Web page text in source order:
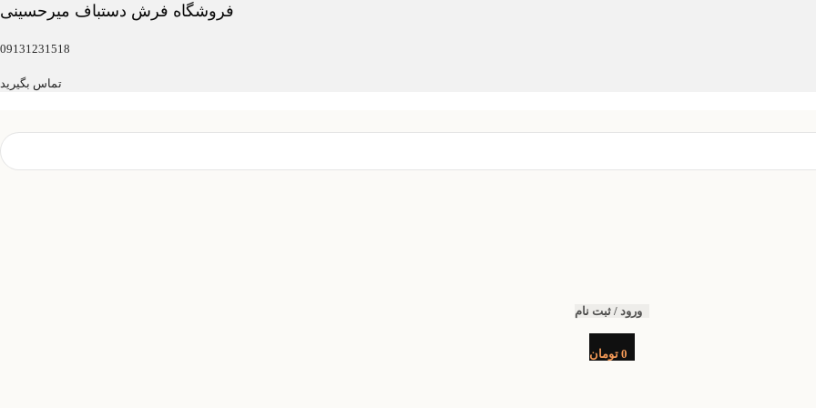
فروشگاه فرش دستباف میرحسینی
09131231518
تماس بگیرید
ورود / ثبت نام
0 تومان